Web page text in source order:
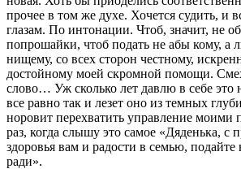
прочее в том же духе. Хочется судить, и
глазам. По интонации. Чтоб, значит, не
попрошайки, чтоб подать не абы кому, а
нищему, со всех сторон честному,
достойному моей скромной помощи.
слово… Уж сколько лет давлю в себе это
все равно так и лезет оно из темных
норовит перехватить управление моими
раз, когда слышу это самое «Дяденька, с
здоровья вам и радости в семью,
ради».